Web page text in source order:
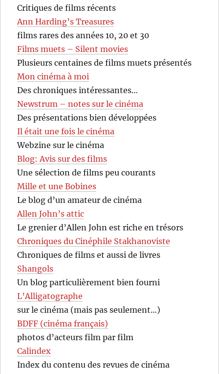
Critiques de films récents
Ann Harding’s Treasures
films rares des années 10, 20 et 30
Films muets – Silent movies
Plusieurs centaines de films muets présentés
Mon cinéma à moi
Des chroniques intéressantes…
Newstrum – notes sur le cinéma
Des présentations bien développées
Il était une fois le cinéma
Webzine sur le cinéma
Blog: Avis sur des films
Une sélection de films peu courants
Mille et une Bobines
Le blog d’un amateur de cinéma
Allen John’s attic
Le grenier d’Allen John est riche en trésors
Chroniques du Cinéphile Stakhanoviste
Chroniques de films et aussi de livres
Shangols
Un blog particulièrement bien fourni
L’Alligatographe
sur le cinéma (mais pas seulement…)
BDFF (cinéma français)
photos d’acteurs film par film
Calindex
Index du contenu des revues de cinéma